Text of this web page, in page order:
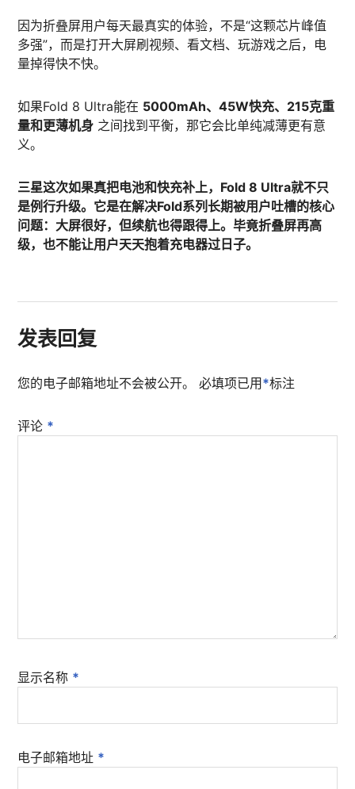
因为折叠屏用户每天最真实的体验，不是“这颗芯片峰值
多强”，而是打开大屏刷视频、看文档、玩游戏之后，电
量掉得快不快。
如果Fold 8 Ultra能在 5000mAh、45W快充、215克重
量和更薄机身 之间找到平衡，那它会比单纯减薄更有意
义。
三星这次如果真把电池和快充补上，Fold 8 Ultra就不只
是例行升级。它是在解决Fold系列长期被用户吐槽的核心
问题：大屏很好，但续航也得跟得上。毕竟折叠屏再高
级，也不能让用户天天抱着充电器过日子。
发表回复
您的电子邮箱地址不会被公开。 必填项已用*标注
评论 *
显示名称 *
电子邮箱地址 *